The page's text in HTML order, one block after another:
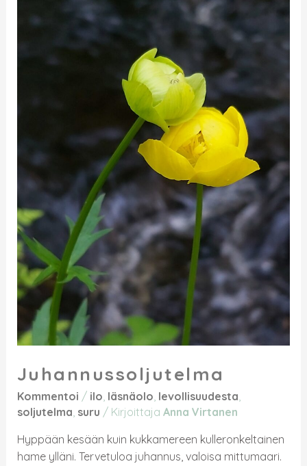
Juhannussoljutelma
Kommentoi / ilo, läsnäolo, levollisuudesta,
soljutelma, suru / Kirjoittaja Anna Virtanen
Hyppään kesään kuin kukkamereen kulleronkeltainen
hame ylläni. Tervetuloa juhannus, valoisa mittumaari.